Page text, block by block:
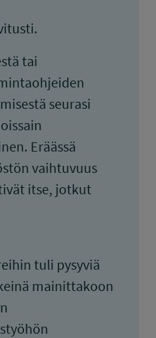
tai
seurasi
Eräässä
vaihtuvuus
itse, jotkut
tuli pysyviä
mainittakoon